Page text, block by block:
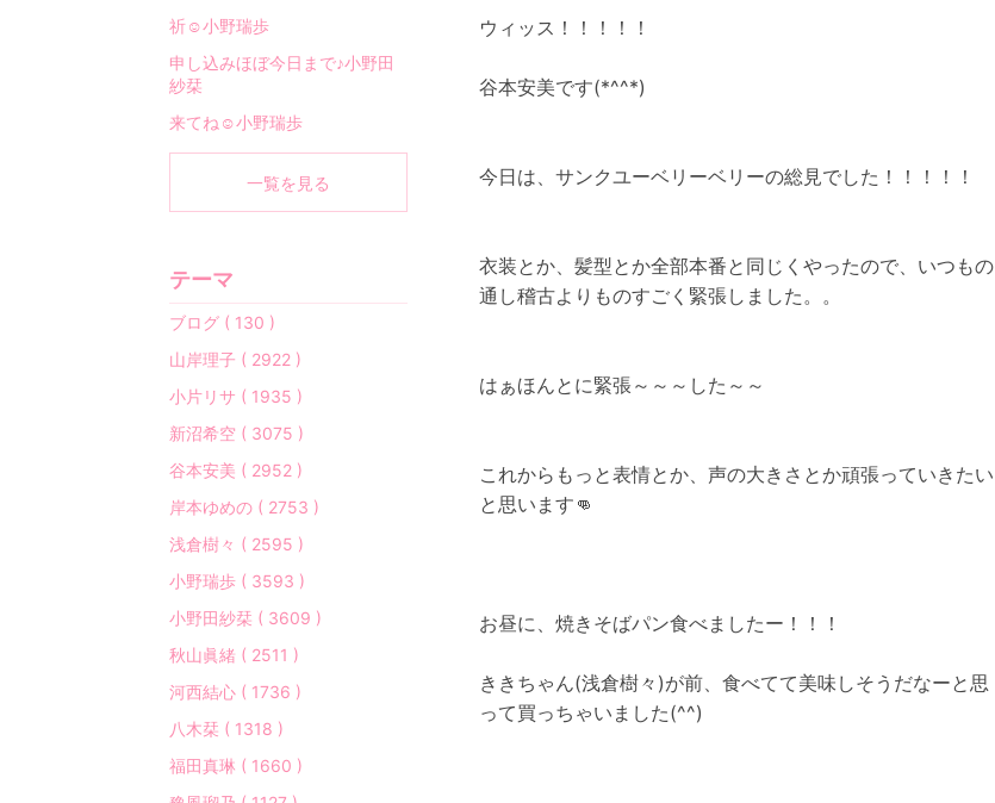
ウィッス！！！！！
谷本安美です(*^^*)
今日は、サンクユーベリーベリーの総見でした！！！！！
衣装とか、髪型とか全部本番と同じくやったので、いつもの
通し稽古よりものすごく緊張しました。。
はぁほんとに緊張～～～した～～
これからもっと表情とか、声の大きさとか頑張っていきたい
と思います👊
お昼に、焼きそばパン食べましたー！！！
ききちゃん(浅倉樹々)が前、食べてて美味しそうだなーと思
って買っちゃいました(^^)
祈☺︎小野瑞歩
申し込みほぼ今日まで♪小野田
紗栞
来てね☺︎小野瑞歩
一覧を見る
テーマ
ブログ ( 130 )
山岸理子 ( 2922 )
小片リサ ( 1935 )
新沼希空 ( 3075 )
谷本安美 ( 2952 )
岸本ゆめの ( 2753 )
浅倉樹々 ( 2595 )
小野瑞歩 ( 3593 )
小野田紗栞 ( 3609 )
秋山眞緒 ( 2511 )
河西結心 ( 1736 )
八木栞 ( 1318 )
福田真琳 ( 1660 )